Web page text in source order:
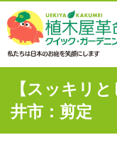
【スッキリ
井市：剪定